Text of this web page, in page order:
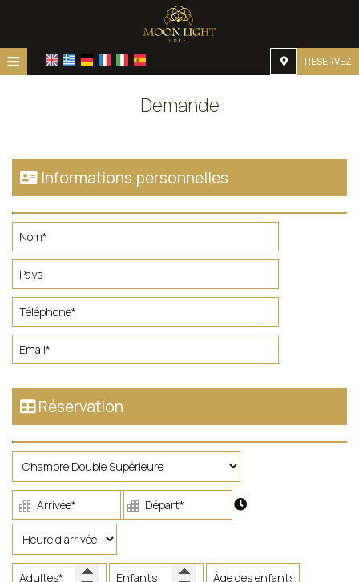
≡ RESERVEZ
Hébergement
Galerie
Demande
Contact
Demande
Informations personnelles
Réservation